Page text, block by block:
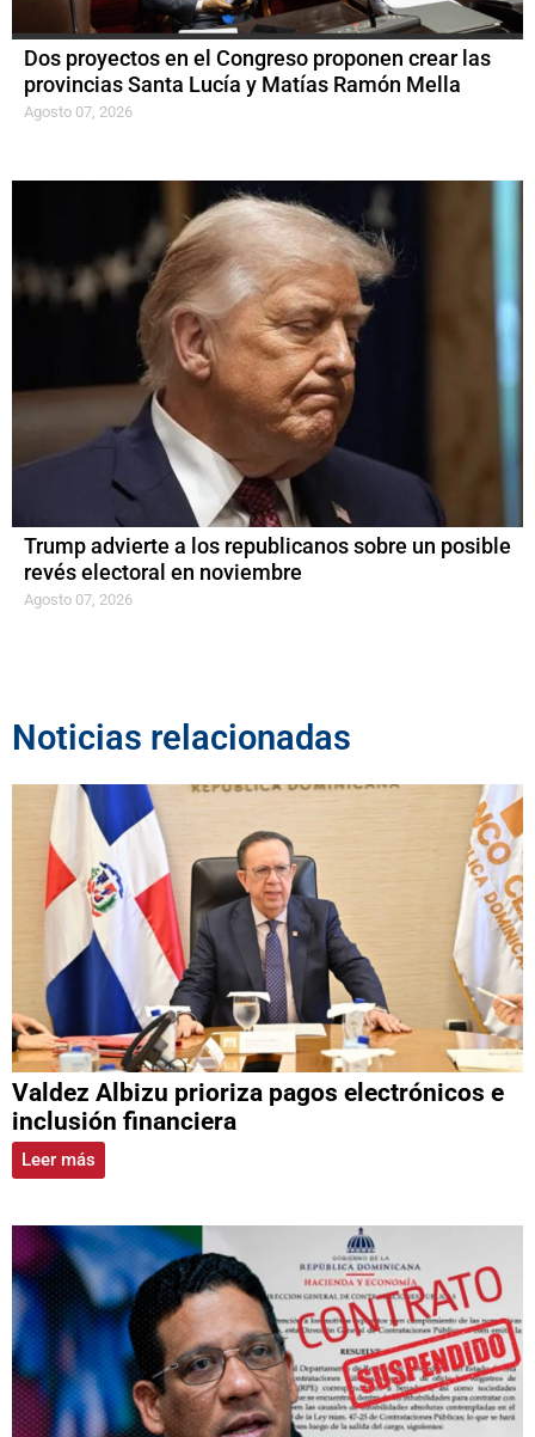
Dos proyectos en el Congreso proponen crear las
provincias Santa Lucía y Matías Ramón Mella
Agosto 07, 2026
Trump advierte a los republicanos sobre un posible
revés electoral en noviembre
Agosto 07, 2026
Noticias relacionadas
Valdez Albizu prioriza pagos electrónicos e
inclusión financiera
Leer más